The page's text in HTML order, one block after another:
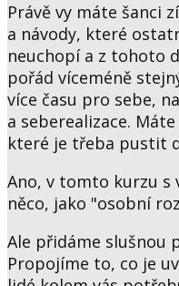
Právě vy máte šanci
a návody, které
neuchopí a z tohoto
pořád víceméně
více času pro sebe,
a seberealizace.
které je třeba pustit
Ano, v tomto kurzu s
něco, jako "osobní
Ale přidáme slušnou
Propojíme to, co je